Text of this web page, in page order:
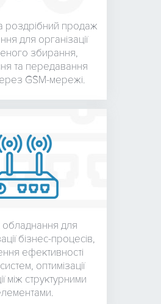
роздрібний продаж
для організації
збирання,
та передавання
GSM-мережі.
обладнання для
бізнес-процесів,
ефективності
оптимізації
між структурними